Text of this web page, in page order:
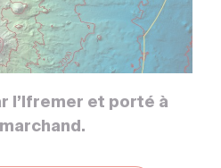
l’Ifremer et porté à